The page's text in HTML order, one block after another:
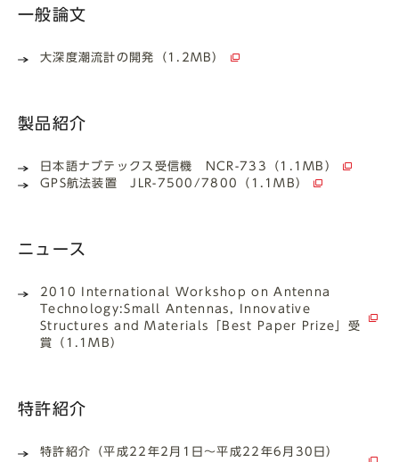
一般論文
大深度潮流計の開発（1.2MB）
製品紹介
日本語ナブテックス受信機 NCR-733（1.1MB）
GPS航法装置 JLR-7500/7800（1.1MB）
ニュース
2010 International Workshop on Antenna
Technology:Small Antennas, Innovative
Structures and Materials「Best Paper Prize」受
賞（1.1MB）
特許紹介
特許紹介（平成22年2月1日～平成22年6月30日）